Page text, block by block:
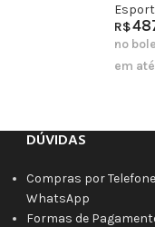
R$
no
em
DÚVIDAS
Compras por Telefone
WhatsApp
Formas de